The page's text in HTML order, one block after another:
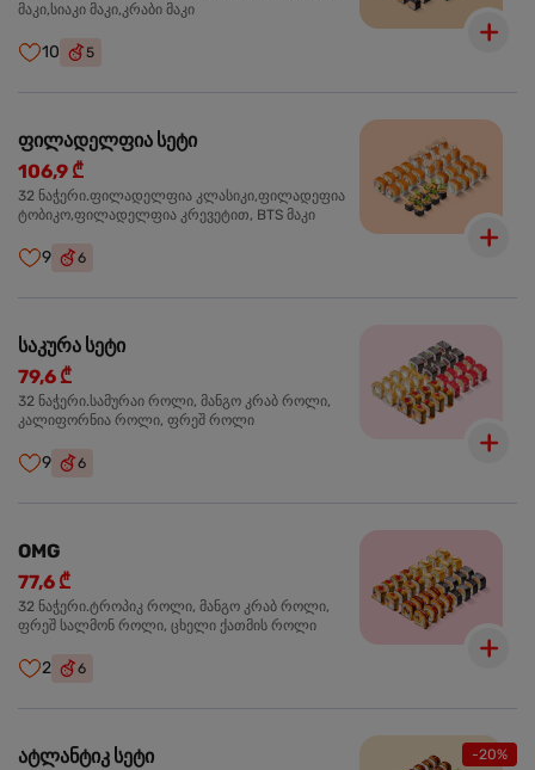
მაკი,სიაკი მაკი,კრაბი მაკი
10 5
ფილადელფია სეტი
106,9 ₾
32 ნაჭერი.ფილადელფია კლასიკი,ფილადეფია
ტობიკო,ფილადელფია კრევეტით, BTS მაკი
9 6
საკურა სეტი
79,6 ₾
32 ნაჭერი.სამურაი როლი, მანგო კრაბ როლი,
კალიფორნია როლი, ფრეშ როლი
9 6
OMG
77,6 ₾
32 ნაჭერი.ტროპიკ როლი, მანგო კრაბ როლი,
ფრეშ სალმონ როლი, ცხელი ქათმის როლი
2 6
-20%
ატლანტიკ სეტი